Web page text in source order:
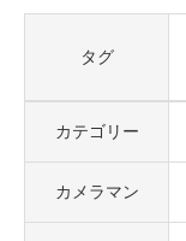
タグ
カテゴリー
カメラマン